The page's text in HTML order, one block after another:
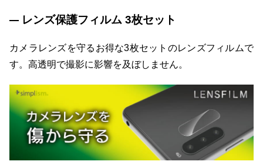
レンズ保護フィルム 3枚セット
カメラレンズを守るお得な3枚セットのレンズフィルムで
す。高透明で撮影に影響を及ぼしません。